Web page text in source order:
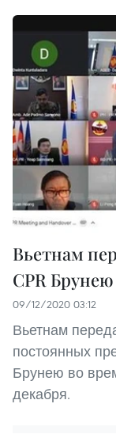
Вьетнам
CPR Брунею
09/12/2020 03:12
Вьетнам
постоянных
Брунею во
декабря.